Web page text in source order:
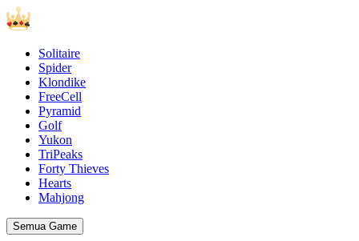
Solitaire
Spider
Klondike
FreeCell
Pyramid
Golf
Yukon
TriPeaks
Forty Thieves
Hearts
Mahjong
Semua Game